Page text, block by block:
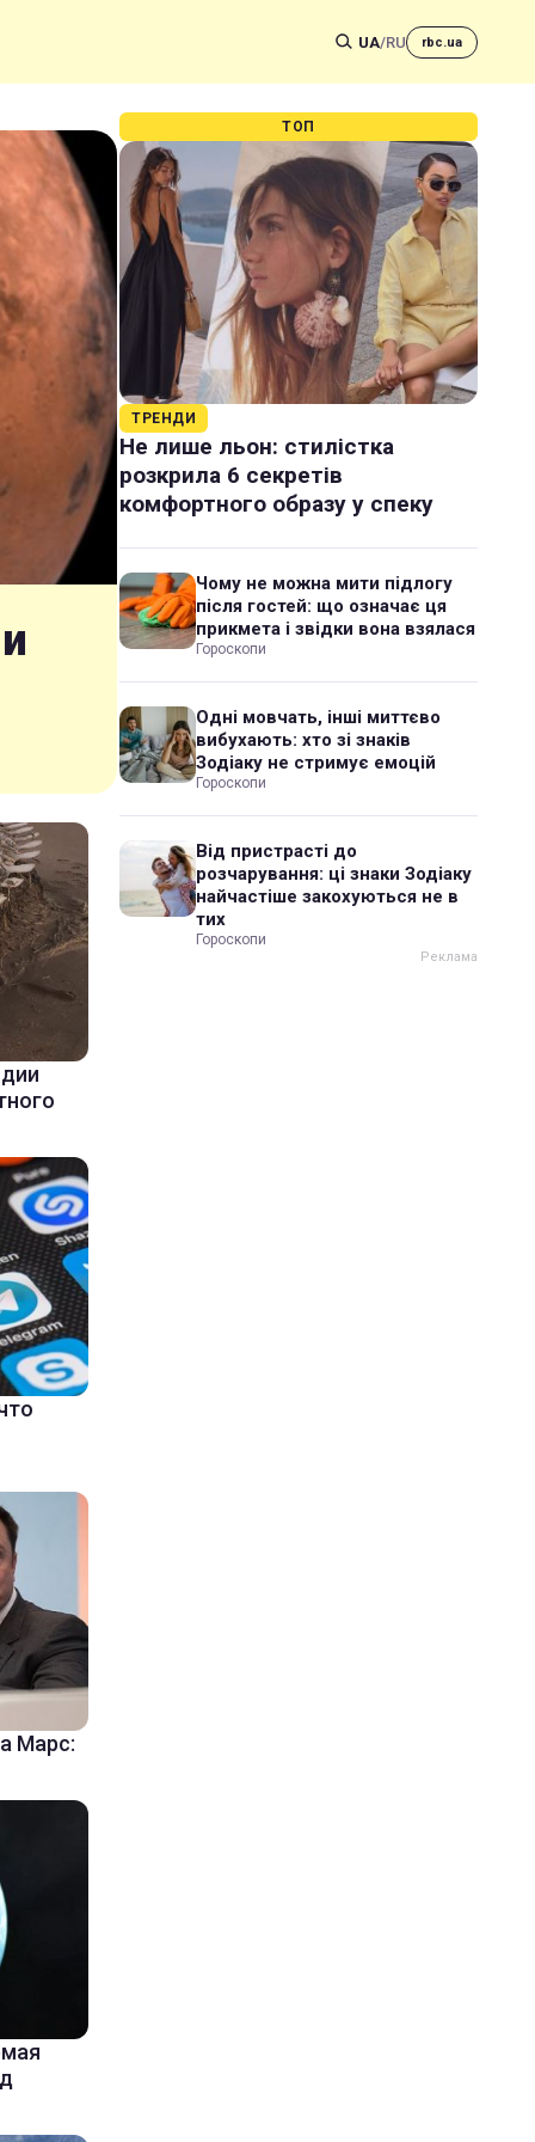
UA/RU rbc.ua
Марс:
ТОП
ТРЕНДИ
Не лише льон: стилістка
розкрила 6 секретів
комфортного образу у спеку
Чому не можна мити підлогу
після гостей: що означає ця
прикмета і звідки вона взялася
Гороскопи
Одні мовчать, інші миттєво
вибухають: хто зі знаків
Зодіаку не стримує емоцій
Гороскопи
Від пристрасті до
розчарування: ці знаки Зодіаку
найчастіше закохуються не в
тих
Гороскопи